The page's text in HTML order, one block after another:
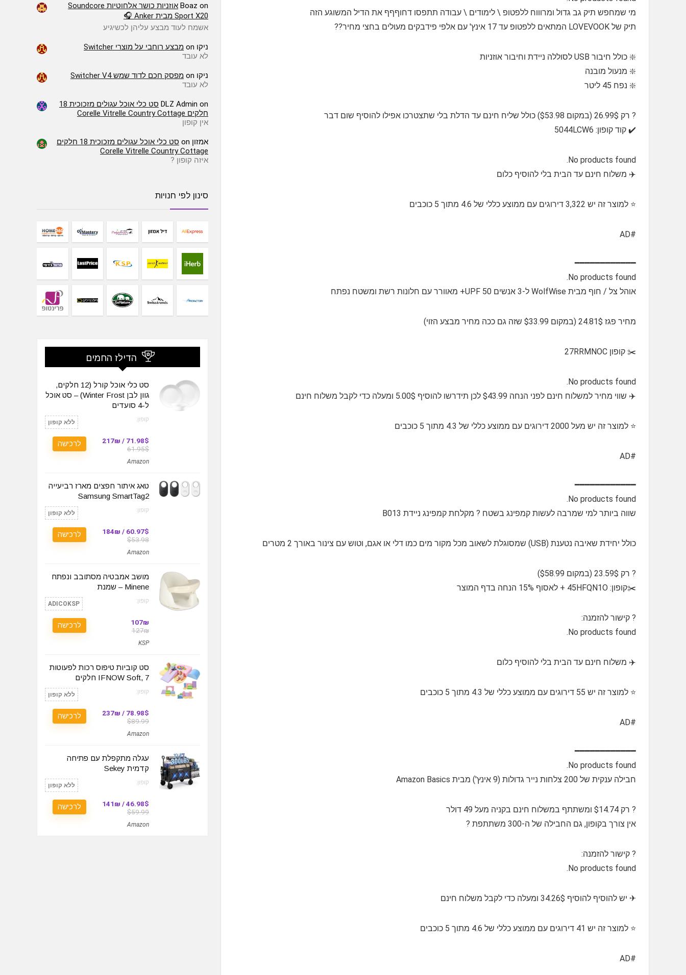
מי שמחפש תיק גב גדול ומרוווח ללפטופ \ לימודים \ עבודה תתפסו דחוףףף את הדיל המשוגע הזה
תיק של LOVEVOOK המתאים ללפטופ עד 17 אינץ' עם אלפי פידבקים מעולים בחצי מחיר??
❇️ כולל חיבור USB לסוללה ניידת וחיבור אוזניות
❇️ מנעול מובנה
❇️ נפח 45 ליטר
? רק 26.99$ (במקום $53.98) כולל שליח חינם עד הדלת בלי שתצטרכו אפילו להוסיף שום דבר
✔️ קוד קופון: 5044LCW6
No products found.
✈️ משלוח חינם עד הבית בלי להוסיף כלום
⭐️ למוצר זה יש 3,322 דירוגים עם ממוצע כללי של 4.6 מתוך 5 כוכבים
#AD
━━━━━━━━━━━━
No products found.
אוהל צל / חוף מבית WolfWise ל-3 אנשים UPF 50+ מאוורר עם חלונות רשת ומשטח נפתח
מחיר פגז 24.81$ (במקום $33.99 שזה גם ככה מחיר מבצע הזוי)
✂️ קופון 27RRMNOC
No products found.
✈️ שווי מחיר למשלוח חינם לפני הנחה $43.99 לכן תידרשו להוסיף 5.00$ ומעלה כדי לקבל משלוח חינם
⭐️ למוצר זה יש מעל 2000 דירוגים עם ממוצע כללי של 4.3 מתוך 5 כוכבים
#AD
━━━━━━━━━━━━
No products found.
שווה ביותר למי שמרבה לעשות קמפינג בשטח ? מקלחת קמפינג ניידת B013
כולל יחידת שאיבה נטענת (USB) שמסוגלת לשאוב מכל מקור מים כמו דלי או אגם, וטוש עם צינור באורך 2 מטרים
? רק 23.59$ (במקום $58.99)
✂️קופון: 45HFQN1O + לאסוף 15% הנחה בדף המוצר
?️⁩ קישור להזמנה:
No products found.
✈️ משלוח חינם עד הבית בלי להוסיף כלום
⭐️ למוצר זה יש 55 דירוגים עם ממוצע כללי של 4.3 מתוך 5 כוכבים
#AD
━━━━━━━━━━━━
No products found.
חבילה ענקית של 200 צלחות נייר גדולות (9 אינץ') מבית Amazon Basics
? רק $14.74 ומשתתף במשלוח חינם בקניה מעל 49 דולר
אין צורך בקופון, גם החבילה של ה-300 משתתפת ?
?️⁩ קישור להזמנה:
No products found.
✈ יש להוסיף להוסיף 34.26$ ומעלה כדי לקבל משלוח חינם
⭐️ למוצר זה יש 41 דירוגים עם ממוצע כללי של 4.6 מתוך 5 כוכבים
#AD
Boaz on
אוזניות כושר אלחוטיות Soundcore
Sport X20 מבית Anker 🎧
אשמח לעוד מבצע עליהן לכשיגיע
ניקו on מבצע רוחבי על מוצרי Switcher
לא עובד
ניקו on מפסק חכם לדוד שמש Switcher V4
לא עובד
DLZ Admin on
סט כלי אוכל עגולים מזכוכית 18
חלקים Corelle Vitrelle Country Cottage
אין קופון
אמזון on
סט כלי אוכל עגולים מזכוכית 18 חלקים
Corelle Vitrelle Country Cottage
איזה קופון ?
סינון לפי חנויות
הדילז החמים
סט כלי אוכל קורל (12 חלקים,
גוון לבן Winter Frost) – סט אוכל
ל-4 סועדים
קופון: ללא קופון
71.98$ / 217₪
61.95$
Amazon
לרכישה
טאג איתור חפצים מארז רביעייה
Samsung SmartTag2
קופון: ללא קופון
60.97$ / 184₪
$53.98
Amazon
לרכישה
מושב אמבטיה מסתובב ונפתח
Minene – שמנת
קופון: ADICOKSP
107₪
127₪
KSP
לרכישה
סט קוביות טיפוס רכות לפעוטות
IFNOW Soft, 7 חלקים
קופון: ללא קופון
78.98$ / 237₪
$89.99
Amazon
לרכישה
עגלה מתקפלת עם פתיחה
קדמית Sekey
קופון: ללא קופון
46.98$ / 141₪
$59.99
Amazon
לרכישה